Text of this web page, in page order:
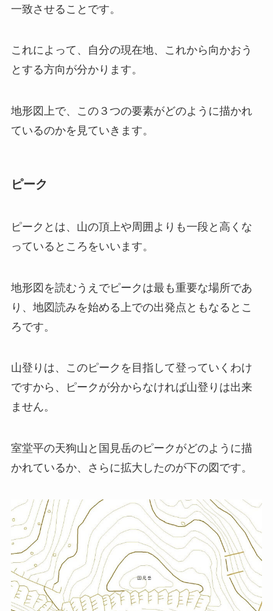
一致させることです。
これによって、自分の現在地、これから向かおう
とする方向が分かります。
地形図上で、この３つの要素がどのように描かれ
ているのかを見ていきます。
ピーク
ピークとは、山の頂上や周囲よりも一段と高くな
っているところをいいます。
地形図を読むうえでピークは最も重要な場所であ
り、地図読みを始める上での出発点ともなるとこ
ろです。
山登りは、このピークを目指して登っていくわけ
ですから、ピークが分からなければ山登りは出来
ません。
室堂平の天狗山と国見岳のピークがどのように描
かれているか、さらに拡大したのが下の図です。